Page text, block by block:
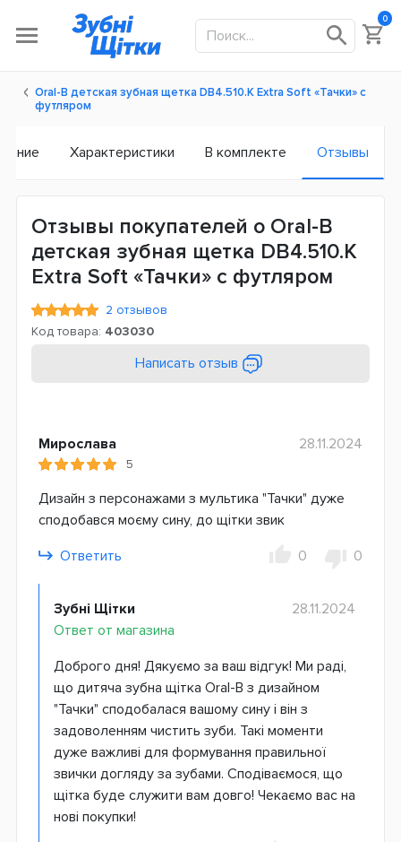
0
Oral-B детская зубная щетка DB4.510.К Extra Soft «Тачки» с
футляром
Характеристики В комплекте Отзывы
Отзывы покупателей о Oral-B
детская зубная щетка DB4.510.К
Extra Soft «Тачки» с футляром
2 отзывов
Код товара: 403030
Написать отзыв
Мирослава
5
28.11.2024
Дизайн з персонажами з мультика "Тачки" дуже
сподобався моєму сину, до щітки звик
Ответить
0 0
Зубні Щітки
Ответ от магазина
28.11.2024
Доброго дня! Дякуємо за ваш відгук! Ми раді,
що дитяча зубна щітка Oral-B з дизайном
"Тачки" сподобалася вашому сину і він з
задоволенням чистить зуби. Такі моменти
дуже важливі для формування правильної
звички догляду за зубами. Сподіваємося, що
щітка буде служити вам довго! Чекаємо вас на
нові покупки!